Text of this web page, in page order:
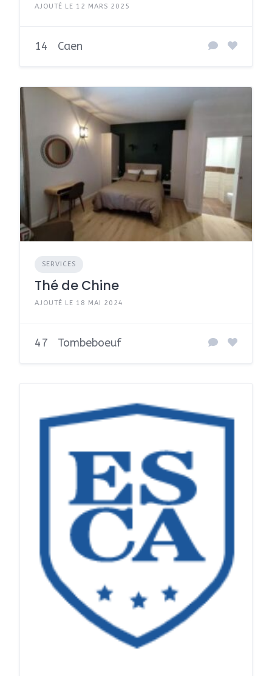
AJOUTÉ LE 12 MARS 2025
14 Caen
SERVICES
Thé de Chine
AJOUTÉ LE 18 MAI 2024
47 Tombeboeuf